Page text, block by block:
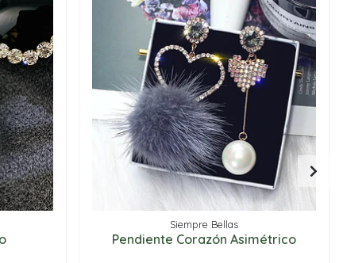
Siempre Bellas
Pendiente Corazón Asimétrico